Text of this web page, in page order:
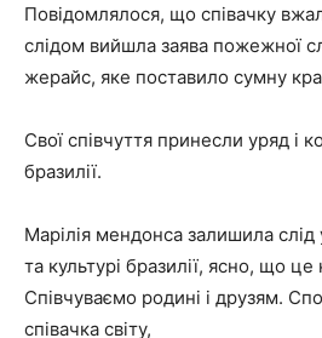
Повідомлялося, що співачку
слідом вийшла заява пожежної
жерайс, яке поставило сумну
Свої співчуття принесли уряд і
бразилії.
Марілія мендонса залишила слід
та культурі бразилії, ясно, що
Співчуваємо родині і друзям.
співачка світу,